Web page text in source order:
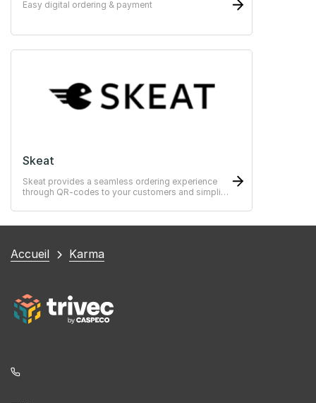
Easy digital ordering & payment
Skeat
Skeat provides a seamless ordering experience
through QR-codes to your customers and simplify
Vous
Accueil Karma